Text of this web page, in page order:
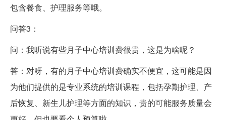
包含餐食、护理服务等哦。
问答3：
问：我听说有些月子中心培训费很贵，这是为啥呢？
答：对呀，有的月子中心培训费确实不便宜，这可能是因
为他们提供的是专业系统的培训课程，包括孕期护理、产
后恢复、新生儿护理等方面的知识，贵的可能服务质量会